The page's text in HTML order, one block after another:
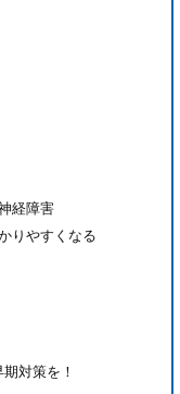
経障害
りやすくなる
対策を！